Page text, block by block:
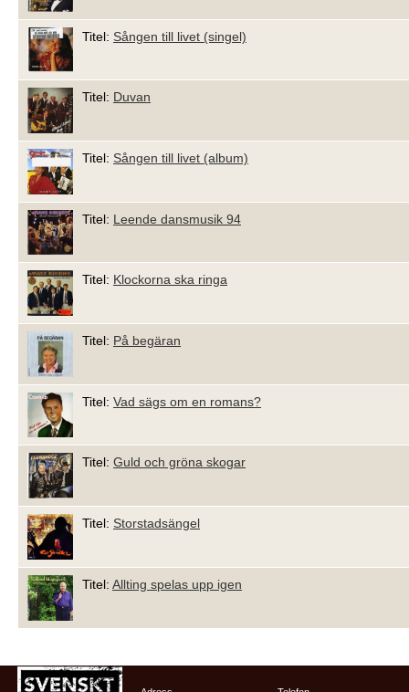
Titel: Sången till livet (singel)
Titel: Duvan
Titel: Sången till livet (album)
Titel: Leende dansmusik 94
Titel: Klockorna ska ringa
Titel: På begäran
Titel: Vad sägs om en romans?
Titel: Guld och gröna skogar
Titel: Storstadsängel
Titel: Allting spelas upp igen